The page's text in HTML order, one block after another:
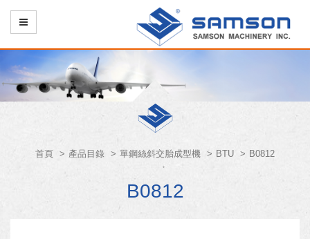
首頁 產品目錄 單鋼絲斜交胎成型機 BTU B0812
B0812